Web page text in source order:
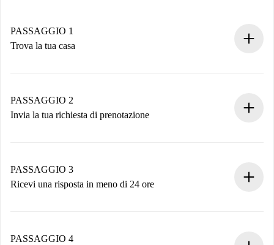
PASSAGGIO 1
Trova la tua casa
Hai tutte le informazioni necessarie in anticipo.
PASSAGGIO 2
Invia la tua richiesta di prenotazione
non accetta.
PASSAGGIO 3
Ricevi una risposta in meno di 24 ore
contatto con il proprietario.
PASSAGGIO 4